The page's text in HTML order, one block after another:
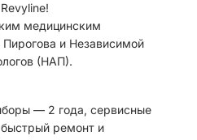
медицинским
и Независимой
(НАП).
— 2 года, сервисные
ремонт и